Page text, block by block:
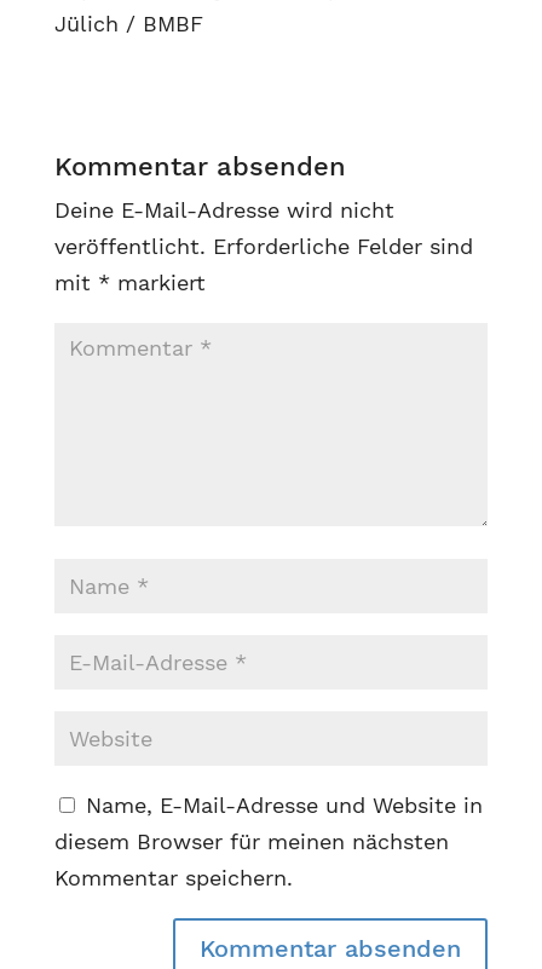
Jülich / BMBF
Kommentar absenden
Deine E-Mail-Adresse wird nicht
veröffentlicht. Erforderliche Felder sind
mit * markiert
Name, E-Mail-Adresse und Website in
diesem Browser für meinen nächsten
Kommentar speichern.